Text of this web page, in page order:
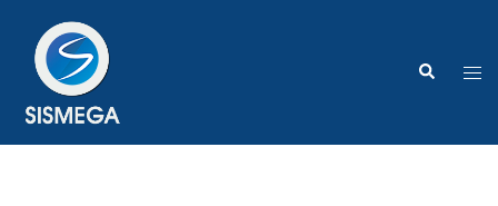
para
conteúdo
Search